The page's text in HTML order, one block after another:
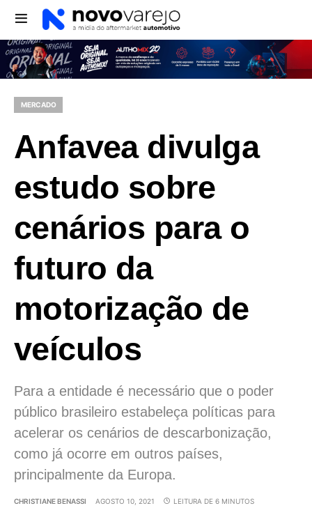
MERCADO
Anfavea divulga
estudo sobre
cenários para o
futuro da
motorização de
veículos
Para a entidade é necessário que o poder
público brasileiro estabeleça políticas para
acelerar os cenários de descarbonização,
como já ocorre em outros países,
principalmente da Europa.
CHRISTIANE BENASSI AGOSTO 10, 2021 LEITURA DE 6 MINUTOS